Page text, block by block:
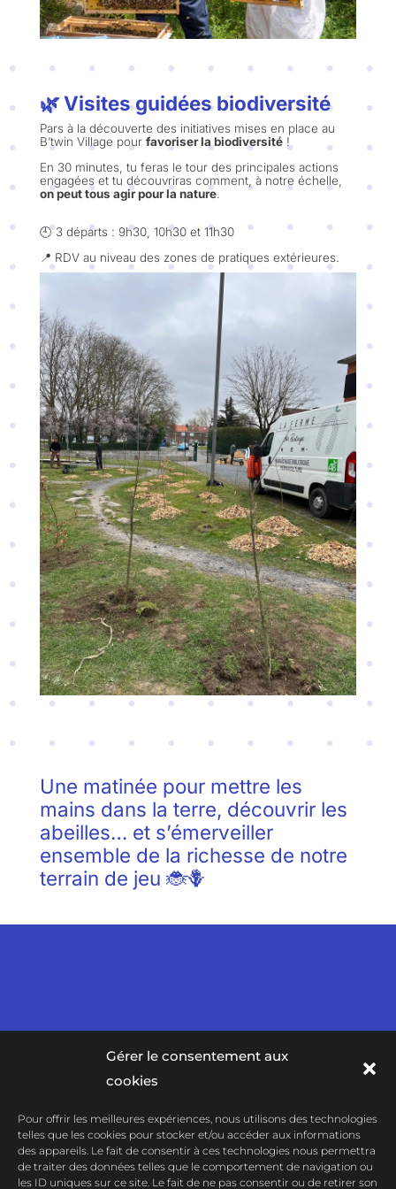
Gérer le consentement aux
cookies
Pour offrir les meilleures expériences, nous utilisons des technologies
telles que les cookies pour stocker et/ou accéder aux informations
des appareils. Le fait de consentir à ces technologies nous permettra
de traiter des données telles que le comportement de navigation ou
les ID uniques sur ce site. Le fait de ne pas consentir ou de retirer son
🌿 Visites guidées biodiversité
Pars à la découverte des initiatives mises en place au
B’twin Village pour favoriser la biodiversité!
En 30 minutes, tu feras le tour des principales actions
engagées et tu découvriras comment, à notre échelle,
on peut tous agir pour la nature.
🕘 3 départs : 9h30, 10h30 et 11h30
📍 RDV au niveau des zones de pratiques extérieures.
Une matinée pour mettre les
mains dans la terre, découvrir les
abeilles… et s’émerveiller
ensemble de la richesse de notre
terrain de jeu 🐞🪻